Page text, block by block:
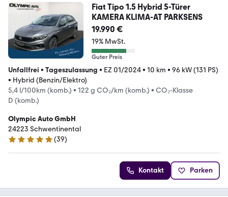
Fiat Tipo 1.5 Hybrid 5-Türer
KAMERA KLIMA-AT PARKSENS
19.990 €
19% MwSt.
Guter Preis
Unfallfrei • Tageszulassung • EZ 01/2024• 10 km • 96 kW (131 PS)
• Hybrid (Benzin/Elektro)
5,4 l/100km (komb.) • 122 g CO₂/km (komb.) • CO₂-Klasse
D (komb.)
Olympic Auto GmbH
24223 Schwentinental
5 Sterne
(39)
Kontakt Parken